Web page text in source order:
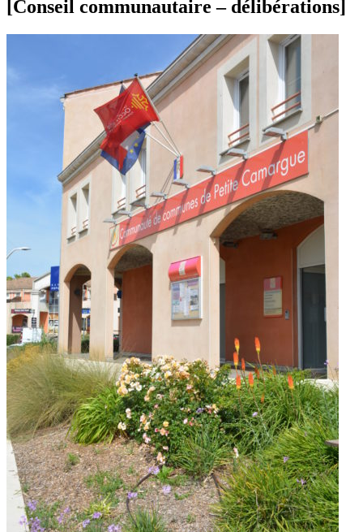
[Conseil communautaire – délibérations]